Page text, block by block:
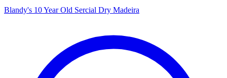
Blandy's 10 Year Old Sercial Dry Madeira